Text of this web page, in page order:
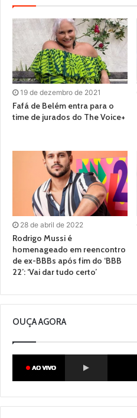
19 de dezembro de 2021
Fafá de Belém entra para o
time de jurados do The Voice+
28 de abril de 2022
Rodrigo Mussi é
homenageado em reencontro
de ex-BBBs após fim do ‘BBB
22’: ‘Vai dar tudo certo’
OUÇA AGORA